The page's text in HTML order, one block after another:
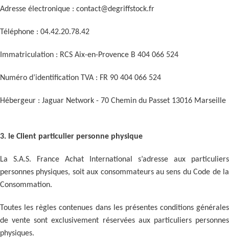
Adresse électronique : contact@degriffstock.fr
Téléphone : 04.42.20.78.42
Immatriculation : RCS Aix-en-Provence B 404 066 524
Numéro d’identification TVA : FR 90 404 066 524
Hébergeur : Jaguar Network - 70 Chemin du Passet 13016 Marseille
3. le Client particulier personne physique
La S.A.S. France Achat International s’adresse aux particuliers
personnes physiques, soit aux consommateurs au sens du Code de la
Consommation.
Toutes les règles contenues dans les présentes conditions générales
de vente sont exclusivement réservées aux particuliers personnes
physiques.